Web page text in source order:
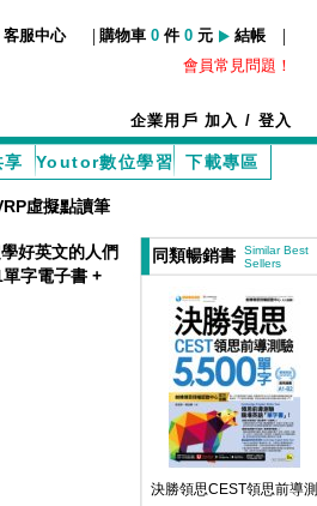
客服中心 | 購物車 0 件 0 元 結帳 |
會員常見問題！
企業用戶加入 / 登入
享 Youtor數位學習 下載專區
虛擬點讀筆
好英文的人們
單字電子書 +
同類暢銷書
Similar Best
Sellers
決勝領思CEST領思前導測